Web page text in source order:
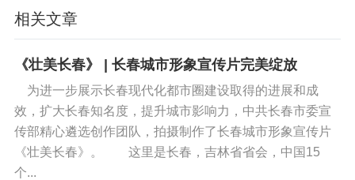
如果您对本文有异议，请先阅读本站《
持您个人观点可与本人联系。
标签: 个人日记
相关文章
《壮美长春》 | 长春城市形象宣传片完美绽放
为进一步展示长春现代化都市圈建设取得的进展和成
效，扩大长春知名度，提升城市影响力，中共长春市委宣
传部精心遴选创作团队，拍摄制作了长春城市形象宣传片
《壮美长春》。 这里是长春，吉林省省会，中国15
个...